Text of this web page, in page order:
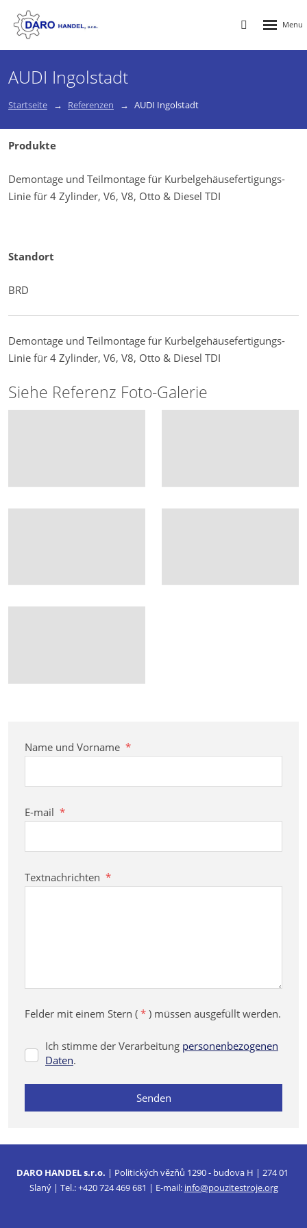
Vyhledávání
AUDI Ingolstadt
Startseite Referenzen AUDI Ingolstadt
Produkte
Demontage und Teilmontage für Kurbelgehäusefertigungs-
Linie für 4 Zylinder, V6, V8, Otto & Diesel TDI
Standort
BRD
Demontage und Teilmontage für Kurbelgehäusefertigungs-
Linie für 4 Zylinder, V6, V8, Otto & Diesel TDI
Siehe Referenz Foto-Galerie
Name und Vorname *
E-mail *
Textnachrichten *
Felder mit einem Stern ( * ) müssen ausgefüllt werden.
stimme
der
personenbezogenen
Daten.
Ich stimme der Verarbeitung personenbezogenen
Daten.
Senden
Formular
nicht
DARO HANDEL s.r.o. | Politických vězňů 1290 - budova H | 274 01
Slaný | Tel.: +420 724 469 681 | E-mail: info@pouzitestroje.org